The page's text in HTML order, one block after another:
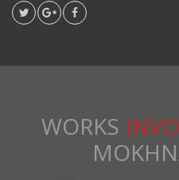
WORKS